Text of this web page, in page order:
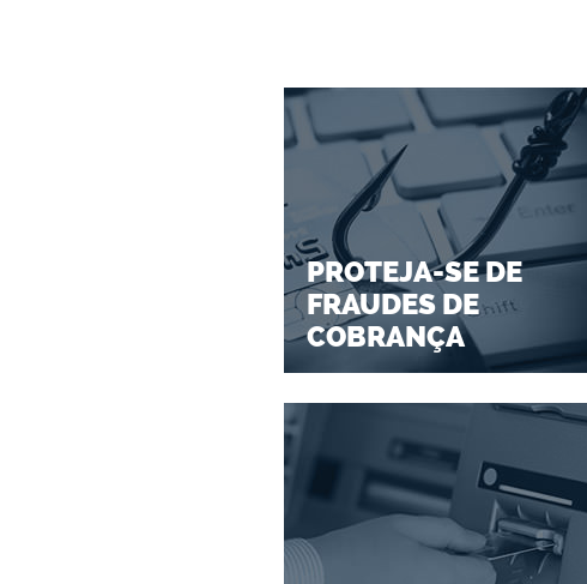
PROTEJA-SE DE
FRAUDES DE
COBRANÇA